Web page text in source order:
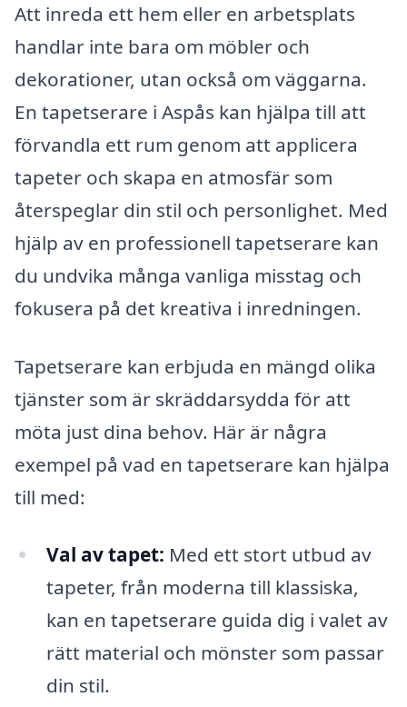
Att inreda ett hem eller en arbetsplats
handlar inte bara om möbler och
dekorationer, utan också om väggarna.
En tapetserare i Aspås kan hjälpa till att
förvandla ett rum genom att applicera
tapeter och skapa en atmosfär som
återspeglar din stil och personlighet. Med
hjälp av en professionell tapetserare kan
du undvika många vanliga misstag och
fokusera på det kreativa i inredningen.
Tapetserare kan erbjuda en mängd olika
tjänster som är skräddarsydda för att
möta just dina behov. Här är några
exempel på vad en tapetserare kan hjälpa
till med:
Val av tapet: Med ett stort utbud av
tapeter, från moderna till klassiska,
kan en tapetserare guida dig i valet av
rätt material och mönster som passar
din stil.